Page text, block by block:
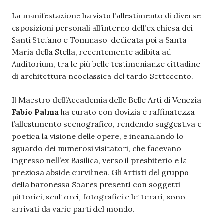
La manifestazione ha visto l’allestimento di diverse
esposizioni personali all’interno dell’ex chiesa dei
Santi Stefano e Tommaso, dedicata poi a Santa
Maria della Stella, recentemente adibita ad
Auditorium, tra le più belle testimonianze cittadine
di architettura neoclassica del tardo Settecento.
Il Maestro dell’Accademia delle Belle Arti di Venezia
Fabio Palma ha curato con dovizia e raffinatezza
l’allestimento scenografico, rendendo suggestiva e
poetica la visione delle opere, e incanalando lo
sguardo dei numerosi visitatori, che facevano
ingresso nell’ex Basilica, verso il presbiterio e la
preziosa abside curvilinea. Gli Artisti del gruppo
della baronessa Soares presenti con soggetti
pittorici, scultorei, fotografici e letterari, sono
arrivati da varie parti del mondo.